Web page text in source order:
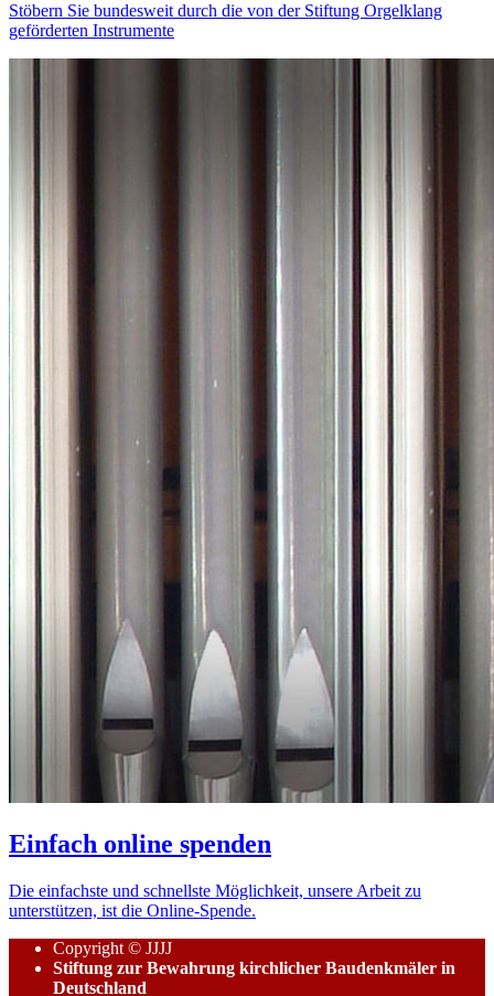
Stöbern Sie bundesweit durch die von der Stiftung Orgelklang
geförderten Instrumente
Einfach online spenden
Die einfachste und schnellste Möglichkeit, unsere Arbeit zu
unterstützen, ist die Online-Spende.
Copyright © JJJJ
Stiftung zur Bewahrung kirchlicher Baudenkmäler in
Deutschland